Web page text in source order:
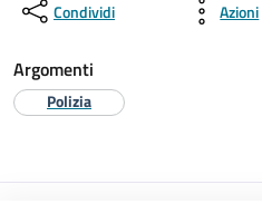
Condividi Azioni
Argomenti
Polizia